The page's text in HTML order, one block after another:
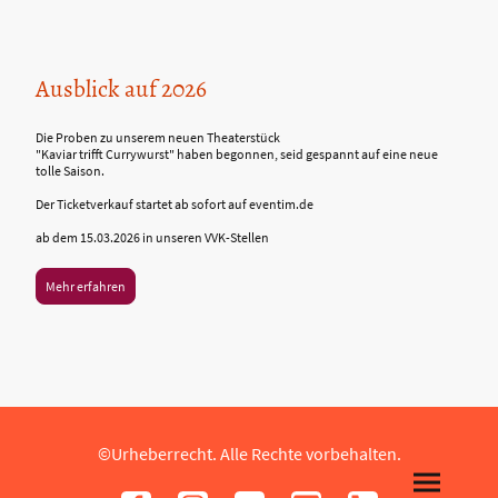
Ausblick auf 2026
Die Proben zu unserem neuen Theaterstück
"Kaviar trifft Currywurst" haben begonnen, seid gespannt auf eine neue
tolle Saison.
Der Ticketverkauf startet ab sofort auf eventim.de
ab dem 15.03.2026 in unseren VVK-Stellen
Mehr erfahren
©Urheberrecht. Alle Rechte vorbehalten.